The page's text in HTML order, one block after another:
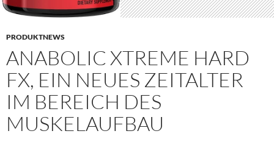
PRODUKTNEWS
ANABOLIC XTREME HARD
FX, EIN NEUES ZEITALTER
IM BEREICH DES
MUSKELAUFBAU